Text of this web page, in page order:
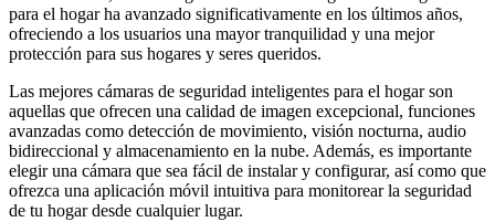
para el hogar ha avanzado significativamente en los últimos años,
ofreciendo a los usuarios una mayor tranquilidad y una mejor
protección para sus hogares y seres queridos.
Las mejores cámaras de seguridad inteligentes para el hogar son
aquellas que ofrecen una calidad de imagen excepcional, funciones
avanzadas como detección de movimiento, visión nocturna, audio
bidireccional y almacenamiento en la nube. Además, es importante
elegir una cámara que sea fácil de instalar y configurar, así como que
ofrezca una aplicación móvil intuitiva para monitorear la seguridad
de tu hogar desde cualquier lugar.